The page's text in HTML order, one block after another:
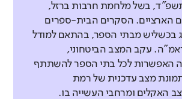
בשל מלחמת חרבות ברזל,
הארציים. הסקרים הבית-ספרים
בכשליש מבתי הספר, בהתאם למודל
עקב המצב הביטחוני,
האפשרות לכל בתי הספר להשתתף
מצב עדכנית של רמת
האקלים ומרחבי העשייה בו.